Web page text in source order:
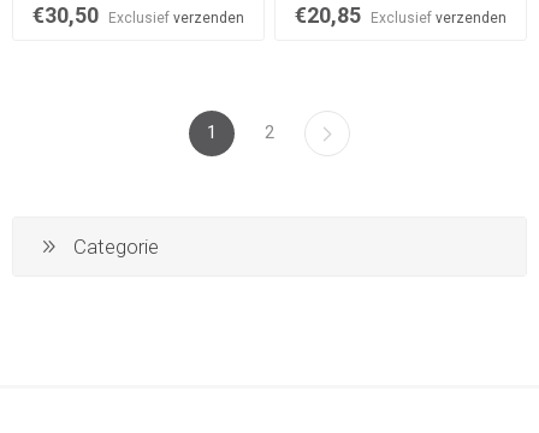
€30,50 Exclusief verzenden €20,85 Exclusiefverzenden
1 2
Categorie